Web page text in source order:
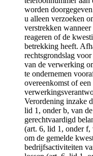
worden
u alleen verzoeken
verstrekken
reageren of de
betrekking heeft.
rechtsgrondslag
van de verwerking
te ondernemen
overeenkomst of
Verordening inzake
lid 1, onder b, van
gerechtvaardigd
(art. 6, lid 1, onder f,
om de gemelde
bedrijfsactiviteiten